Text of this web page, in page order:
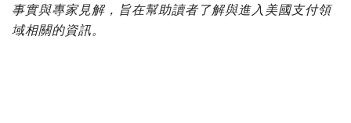
事實與專家見解，旨在幫助讀者了解與進入美國支付領
域相關的資訊。